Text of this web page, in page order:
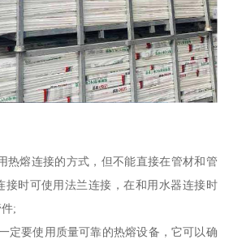
热熔连接的方式，但不能直接在管材和管
接时可使用法兰连接，在和用水器连接时
;
定要使用质量可靠的热熔设备，它可以确